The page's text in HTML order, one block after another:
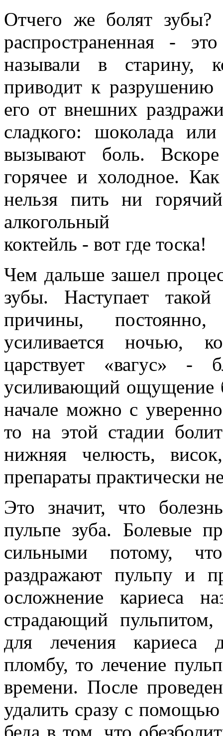
Отчего же болят
распространенная -
называли в старину,
приводит к разрушению
его от внешних
сладкого: шоколада
вызывают боль.
горячее и холодное.
нельзя пить ни
алкогольный
коктейль - вот где тоска!
Чем дальше зашел
зубы. Наступает
причины,
усиливается ночью,
царствует «вагус» -
усиливающий ощущение
начале можно с
то на этой стадии
нижняя челюсть,
препараты практически
Это значит, что
пульпе зуба. Болевые
сильными потому,
раздражают пульпу и
осложнение кариеса
страдающий пульпитом,
для лечения кариеса
пломбу, то лечение
времени. После
удалить сразу с
беда в том, что